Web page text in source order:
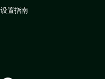
设置指南